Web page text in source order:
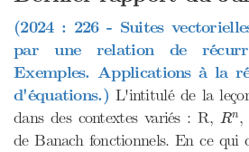
(2024 : 226 - Suites
par une relation de
Exemples. Applications à la
d'équations.) L'intitulé de la
dans des contextes variés : R, Rn
Rn,
de Banach fonctionnels. En ce qui